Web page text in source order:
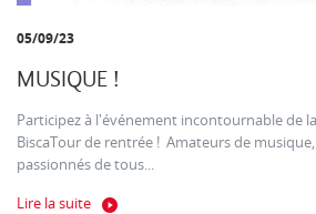
05/09/23
MUSIQUE !
Participez à l'événement incontournable de
BiscaTour de rentrée ! Amateurs de
passionnés de tous...
Lire la suite